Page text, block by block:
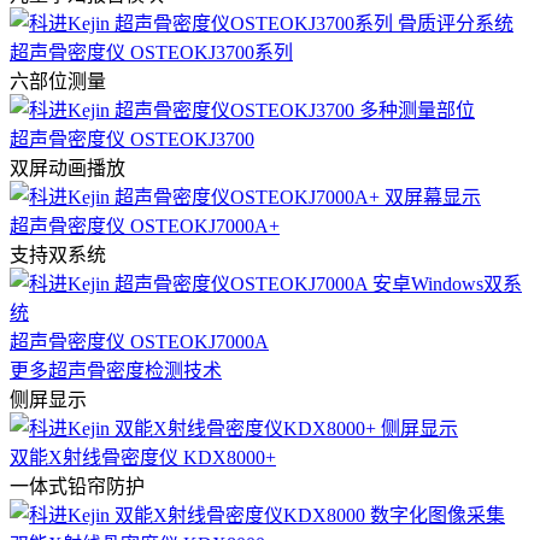
超声骨密度仪 OSTEOKJ3700系列
六部位测量
超声骨密度仪 OSTEOKJ3700
双屏动画播放
超声骨密度仪 OSTEOKJ7000A+
支持双系统
超声骨密度仪 OSTEOKJ7000A
更多超声骨密度检测技术
侧屏显示
双能X射线骨密度仪 KDX8000+
一体式铅帘防护